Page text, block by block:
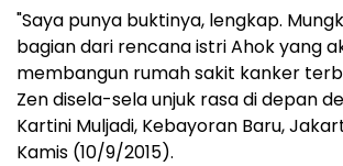
"Saya punya buktinya, lengkap.
bagian dari rencana istri Ahok yang
membangun rumah sakit kanker
Zen disela-sela unjuk rasa di depan
Kartini Muljadi, Kebayoran Baru,
Kamis (10/9/2015).